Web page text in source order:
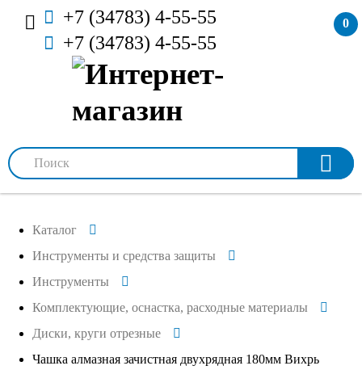
+7 (34783) 4-55-55
+7 (34783) 4-55-55
0
Каталог
Инструменты и средства защиты
Инструменты
Комплектующие, оснастка, расходные материалы
Диски, круги отрезные
Чашка алмазная зачистная двухрядная 180мм Вихрь